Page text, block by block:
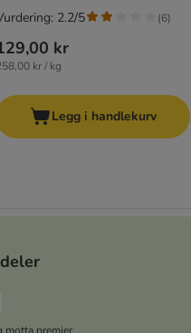
kr
kr / kg
2.2/5 (6)
Legg i handlekurv
motta premier